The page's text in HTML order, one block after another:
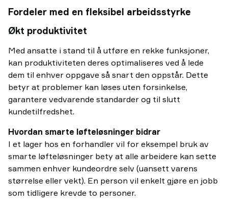
Fordeler med en fleksibel arbeidsstyrke
Økt produktivitet
Med ansatte i stand til å utføre en rekke funksjoner,
kan produktiviteten deres optimaliseres ved å lede
dem til enhver oppgave så snart den oppstår. Dette
betyr at problemer kan løses uten forsinkelse,
garantere vedvarende standarder og til slutt
kundetilfredshet.
Hvordan smarte løfteløsninger bidrar
I et lager hos en forhandler vil for eksempel bruk av
smarte løfteløsninger bety at alle arbeidere kan sette
sammen enhver kundeordre selv (uansett varens
størrelse eller vekt). En person vil enkelt gjøre en jobb
som tidligere krevde to personer.